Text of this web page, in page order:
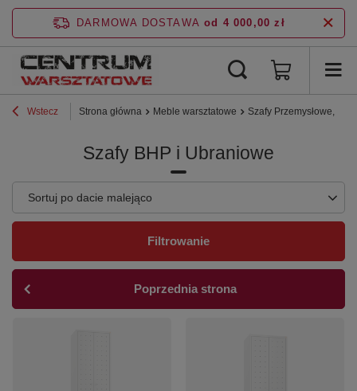
DARMOWA DOSTAWA od 4 000,00 zł
Wstecz Strona główna Meble warsztatowe Szafy Przemysłowe, BHP
Szafy BHP i Ubraniowe
Zmień sortowanie
Sortuj po dacie malejąco
Filtrowanie
Poprzednia strona